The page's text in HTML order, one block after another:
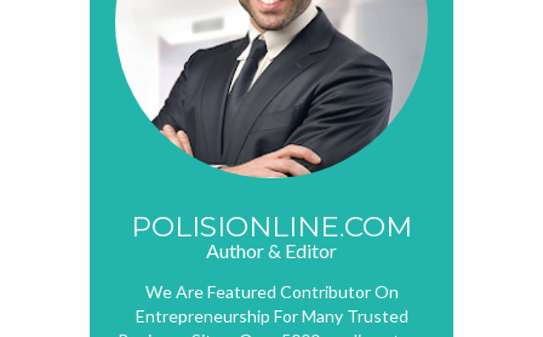
POLISIONLINE.COM
Author & Editor
We Are Featured Contributor On
Entrepreneurship For Many Trusted